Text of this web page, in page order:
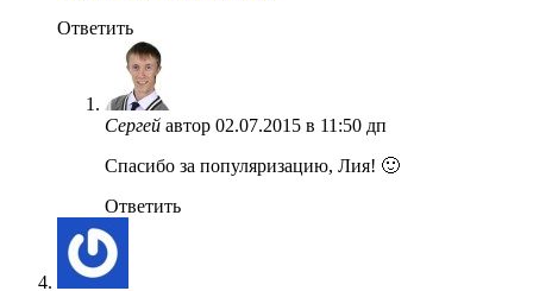
Ответить
Сергей автор 02.07.2015 в 11:50 дп
Спасибо за популяризацию, Лия! 🙂
Ответить